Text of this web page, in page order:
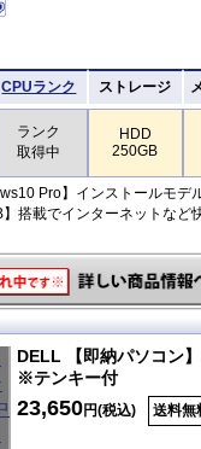
CPUランク ストレージ
ランク
取得中
HDD
250GB
Pro】インストールモデ
搭載でインターネットなど
DELL 【即納パソコン
※テンキー付
23,650円(税込) 送料無